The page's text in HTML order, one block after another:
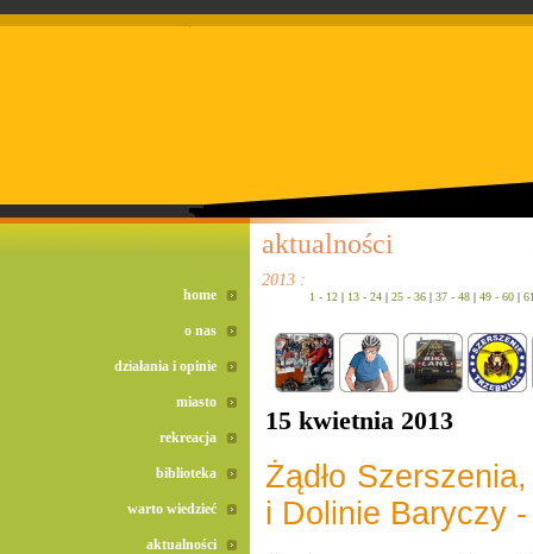
aktualności
2013 :
1 - 12 | 13 - 24 | 25 - 36 | 37 - 48 | 49 - 60 |
15 kwietnia 2013
Żądło
i Dolinie Baryczy
home
o nas
działania i opinie
miasto
rekreacja
biblioteka
warto wiedzieć
aktualności